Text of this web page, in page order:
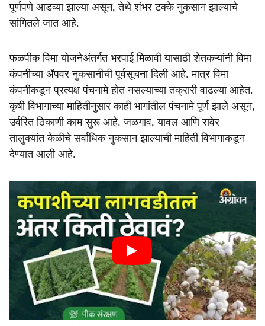
पूर्णपणे आडव्या झाल्या असून, तेथे शंभर टक्के नुकसान झाल्याचे
सांगितले जात आहे.
फळपीक विमा योजनेअंतर्गत भरपाई मिळावी यासाठी शेतकऱ्यांनी विमा
कंपनीच्या ॲपवर नुकसानीची पूर्वसूचना दिली आहे. मात्र विमा
कंपनीकडून प्रत्यक्ष पंचनामे होत नसल्याच्या तक्रारी वाढल्या आहेत.
कृषी विभागाच्या माहितीनुसार काही भागांतील पंचनामे पूर्ण झाले असून,
उर्वरित ठिकाणी काम सुरू आहे. जळगाव, यावल आणि रावेर
तालुक्यांत केळीचे सर्वाधिक नुकसान झाल्याची माहिती विभागाकडून
देण्यात आली आहे.